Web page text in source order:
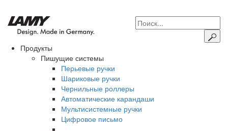
Продукты
Пишущие системы
Перьевые ручки
Шариковые ручки
Чернильные роллеры
Автоматические карандаши
Мультисистемные ручки
Цифровое письмо